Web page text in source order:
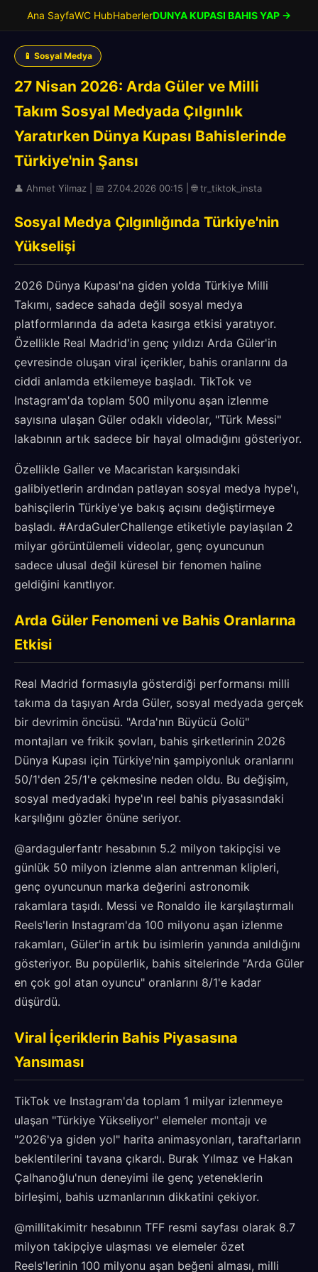
Ana SayfaWC HubHaberlerDUNYA KUPASI BAHIS YAP →
📱 Sosyal Medya
27 Nisan 2026: Arda Güler ve Milli
Takım Sosyal Medyada Çılgınlık
Yaratırken Dünya Kupası Bahislerinde
Türkiye'nin Şansı
👤 Ahmet Yilmaz | 📅 27.04.2026 00:15 | 🌐 tr_tiktok_insta
Sosyal Medya Çılgınlığında Türkiye'nin
Yükselişi
2026 Dünya Kupası'na giden yolda Türkiye Milli
Takımı, sadece sahada değil sosyal medya
platformlarında da adeta kasırga etkisi yaratıyor.
Özellikle Real Madrid'in genç yıldızı Arda Güler'in
çevresinde oluşan viral içerikler, bahis oranlarını da
ciddi anlamda etkilemeye başladı. TikTok ve
Instagram'da toplam 500 milyonu aşan izlenme
sayısına ulaşan Güler odaklı videolar, "Türk Messi"
lakabının artık sadece bir hayal olmadığını gösteriyor.
Özellikle Galler ve Macaristan karşısındaki
galibiyetlerin ardından patlayan sosyal medya hype'ı,
bahisçilerin Türkiye'ye bakış açısını değiştirmeye
başladı. #ArdaGulerChallenge etiketiyle paylaşılan 2
milyar görüntülemeli videolar, genç oyuncunun
sadece ulusal değil küresel bir fenomen haline
geldiğini kanıtlıyor.
Arda Güler Fenomeni ve Bahis Oranlarına
Etkisi
Real Madrid formasıyla gösterdiği performansı milli
takıma da taşıyan Arda Güler, sosyal medyada gerçek
bir devrimin öncüsü. "Arda'nın Büyücü Golü"
montajları ve frikik şovları, bahis şirketlerinin 2026
Dünya Kupası için Türkiye'nin şampiyonluk oranlarını
50/1'den 25/1'e çekmesine neden oldu. Bu değişim,
sosyal medyadaki hype'ın reel bahis piyasasındaki
karşılığını gözler önüne seriyor.
@ardagulerfantr hesabının 5.2 milyon takipçisi ve
günlük 50 milyon izlenme alan antrenman klipleri,
genç oyuncunun marka değerini astronomik
rakamlara taşıdı. Messi ve Ronaldo ile karşılaştırmalı
Reels'lerin Instagram'da 100 milyonu aşan izlenme
rakamları, Güler'in artık bu isimlerin yanında anıldığını
gösteriyor. Bu popülerlik, bahis sitelerinde "Arda Güler
en çok gol atan oyuncu" oranlarını 8/1'e kadar
düşürdü.
Viral İçeriklerin Bahis Piyasasına
Yansıması
TikTok ve Instagram'da toplam 1 milyar izlenmeye
ulaşan "Türkiye Yükseliyor" elemeler montajı ve
"2026'ya giden yol" harita animasyonları, taraftarların
beklentilerini tavana çıkardı. Burak Yılmaz ve Hakan
Çalhanoğlu'nun deneyimi ile genç yeteneklerin
birleşimi, bahis uzmanlarının dikkatini çekiyor.
@millitakimitr hesabının TFF resmi sayfası olarak 8.7
milyon takipçiye ulaşması ve elemeler özet
Reels'lerinin 100 milyonu aşan beğeni alması, milli